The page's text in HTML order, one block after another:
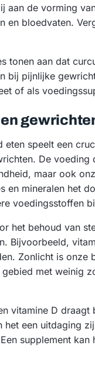
aan de vorming
en bloedvaten.
tonen aan dat
bij pijnlijke
of als
speelt een
De voeding
maar ook
en mineralen het
voedingsstoffen
het behoud van
Bijvoorbeeld,
Zonlicht is onze
met weinig
vitamine D draagt
het een uitdaging
supplement kan